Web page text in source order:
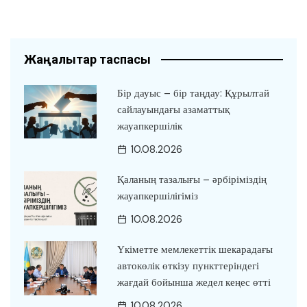
Жаңалықтар таспасы
Бір дауыс – бір таңдау: Құрылтай
сайлауындағы азаматтық
жауапкершілік
10.08.2026
Қаланың тазалығы – әрбіріміздің
жауапкершілігіміз
10.08.2026
Үкіметте мемлекеттік шекарадағы
автокөлік өткізу пункттеріндегі
жағдай бойынша жедел кеңес өтті